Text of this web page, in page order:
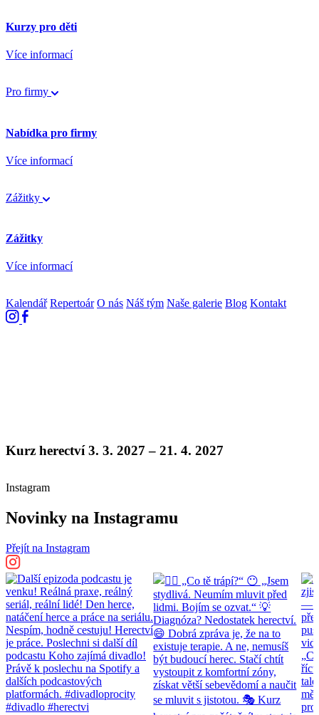
Kurzy pro děti
Více informací
Pro firmy
Nabídka pro firmy
Více informací
Zážitky
Zážitky
Více informací
Kalendář Repertoár O nás Náš tým Naše galerie Blog Kontakt
Kurz herectví 3. 3. 2027 – 21. 4. 2027
Instagram
Novinky na Instagramu
Přejít na Instagram